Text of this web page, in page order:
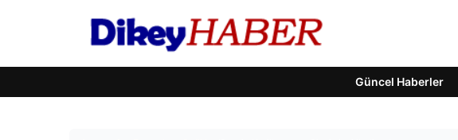
Güncel Haberler